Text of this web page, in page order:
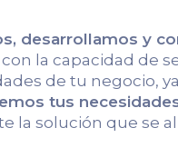
desarrollamos y
la capacidad de
de tu negocio,
tus
la solución que se